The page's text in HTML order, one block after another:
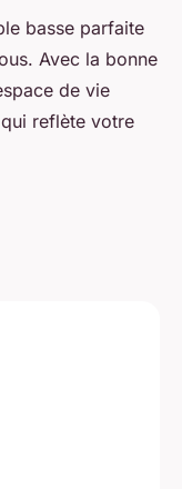
basse parfaite
Avec la bonne
de vie
reflète votre